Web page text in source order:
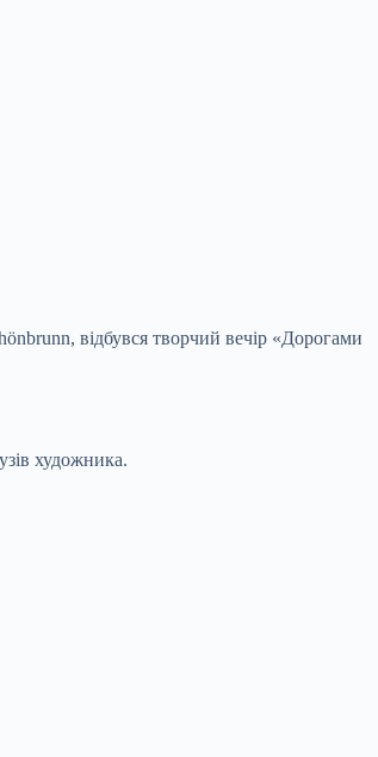
відбувся творчий вечір «Дорогами
художника.